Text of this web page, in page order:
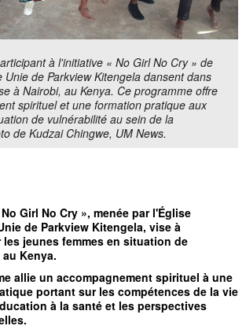
à l'initiative « No Girl No Cry » de
Unie de Parkview Kitengela dansent dans
à Nairobi, au Kenya. Ce programme offre
spirituel et une formation pratique aux
de vulnérabilité au sein de la
de Kudzai Chingwe, UM News.
Girl No Cry », menée par l'Église
de Parkview Kitengela, vise à
jeunes femmes en situation de
Kenya.
allie un accompagnement spirituel à une
portant sur les compétences de la vie
à la santé et les perspectives